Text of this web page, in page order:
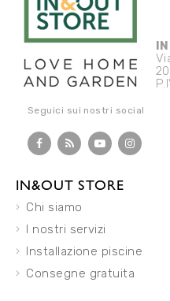
Seguici sui nostri social
IN&OUT STORE
Chi siamo
I nostri servizi
Installazione piscine
Consegne gratuita